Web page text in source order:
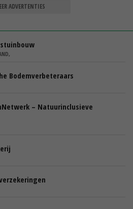
ADVERTENTIES
Bodemverbeteraars
– Natuurinclusieve